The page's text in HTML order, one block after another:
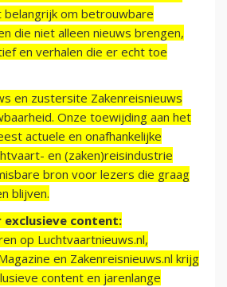
belangrijk om betrouwbare
die niet alleen nieuws brengen,
en verhalen die er echt toe
en zustersite Zakenreisnieuws
Onze toewijding aan het
actuele en onafhankelijke
en (zaken)reisindustrie
bron voor lezers die graag
blijven.
exclusieve content:
op Luchtvaartnieuws.nl,
en Zakenreisnieuws.nl krijg
content en jarenlange